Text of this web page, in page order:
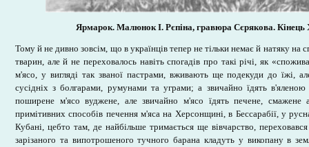
Ярмарок. Малюнок І. Рєпіна, гравюра Сєрякова. Кінець
Тому й не дивно зовсім, що в українців тепер не тільки немає й натяку на
тварин, але й не переховалось навіть спогадів про такі річі, як
м'ясо, у вигляді так званої пастрами, вживають ще подекуди до їжі,
сусідніх з болгарами, румунами та уграми; а звичайно їдять
поширене м'ясо вуджене, але звичайно м'ясо їдять печене, смажене
примітивних способів печення м'яса на Херсонщині, в Бессарабії, у
Кубані, цебто там, де найбільше тримається ще вівчарство,
зарізаного та випотрошеного тучного барана кладуть у викопану в